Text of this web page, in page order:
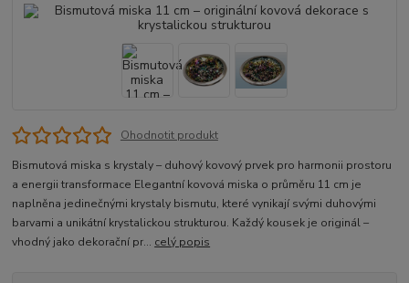
Ohodnotit produkt
Bismutová miska s krystaly – duhový kovový prvek pro harmonii prostoru
a energii transformace Elegantní kovová miska o průměru 11 cm je
naplněna jedinečnými krystaly bismutu, které vynikají svými duhovými
barvami a unikátní krystalickou strukturou. Každý kousek je originál –
vhodný jako dekorační pr... celý popis